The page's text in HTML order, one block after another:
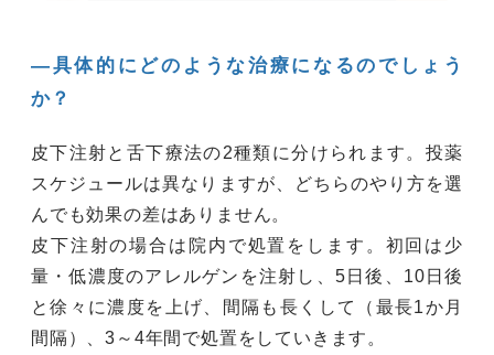
―具体的にどのような治療になるのでしょう
か？
皮下注射と舌下療法の2種類に分けられます。投薬
スケジュールは異なりますが、どちらのやり方を選
んでも効果の差はありません。
皮下注射の場合は院内で処置をします。初回は少
量・低濃度のアレルゲンを注射し、5日後、10日後
と徐々に濃度を上げ、間隔も長くして（最長1か月
間隔）、3～4年間で処置をしていきます。